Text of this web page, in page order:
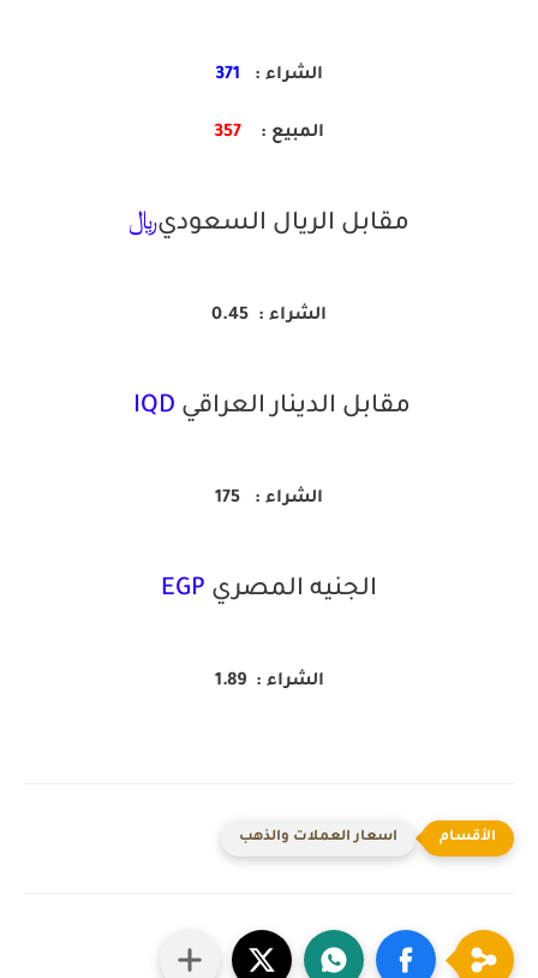
الشراء :
المبيع :
مقابل الريال السعودي﷼
الشراء : 0.45
مقابل الدينار العراقي IQD
الشراء : 175
الجنيه المصري EGP
الشراء : 1.89
اسعار العملات والذهب